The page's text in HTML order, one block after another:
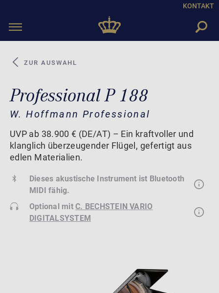
KONTAKT
Toggle
ZUR AUSWAHL
Professional P 188
W. Hoffmann Professional
UVP ab 38.900 € (DE/AT) – Ein kraftvoller und
klanglich überzeugender Flügel, gefertigt aus
edlen Materialien.
Dieses akustische Instrument ist Bluetooth
MIDI fähig.
Optional mitC. BECHSTEIN VARIO
DIGITALSYSTEM